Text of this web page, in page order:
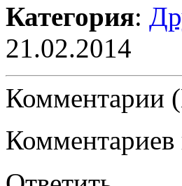
Категория:
21.02.2014
Комментарии